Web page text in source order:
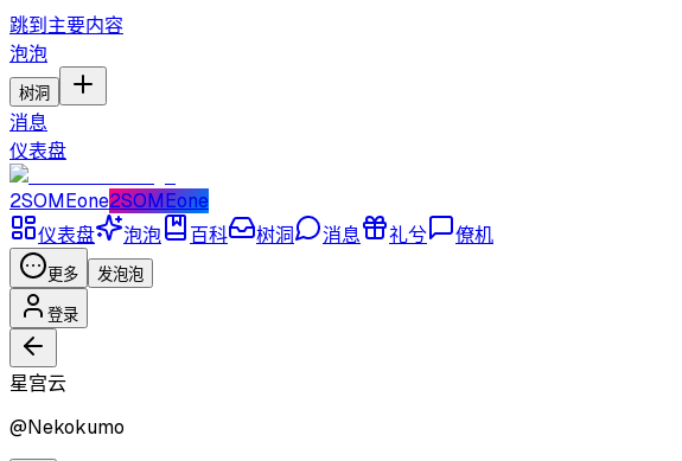
跳到主要内容
泡泡
树洞
消息
仪表盘
2SOMEone2SOMEone
仪表盘
泡泡 百科 树洞 消息 礼兮 僚机
更多 发泡泡
登录
星宫云
@Nekokumo